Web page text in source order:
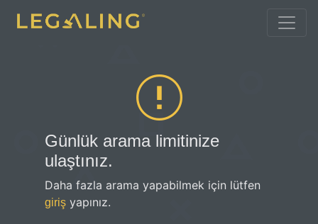
Günlük arama limitinize
ulaştınız.
Daha fazla arama yapabilmek için lütfen
giriş yapınız.